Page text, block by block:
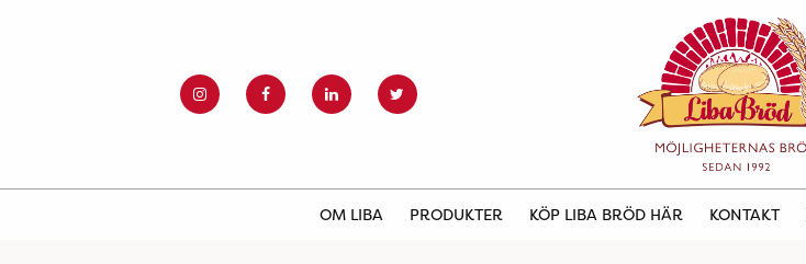
OM LIBA PRODUKTER KÖP LIBA BRÖD HÄR KONTAKT